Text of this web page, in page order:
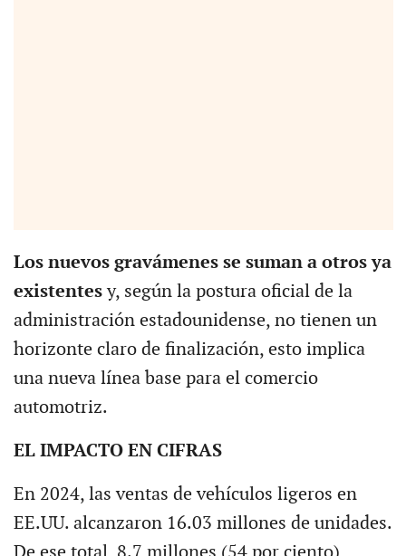
Los nuevos gravámenes se suman a otros ya
existentesy, según la postura oficial de la
administración estadounidense, no tienen un
horizonte claro de finalización, esto implica
una nueva línea base para el comercio
automotriz.
EL IMPACTO EN CIFRAS
En 2024, las ventas de vehículos ligeros en
EE.UU. alcanzaron 16.03 millones de unidades.